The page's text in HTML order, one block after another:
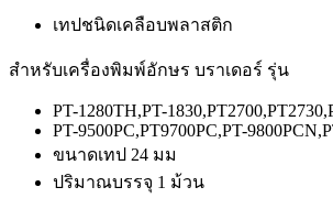
เทปชนิดเคลือบพลาสติก
สำหรับเครื่องพิมพ์อักษร บราเดอร์ รุ่น
PT-1280TH,PT-
PT-9500PC,PT9700PC,PT-
ขนาดเทป 24 มม
ปริมาณบรรจุ 1 ม้วน